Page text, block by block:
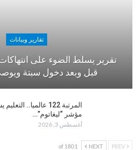
تقارير وبيانات
تقرير يسلط الضوء على
قبل وبعد دخول سبتة
المرتبة 122
مؤشر “ليغاتوم”…
أغسطس 3, 2026
NEXT
1 of 180